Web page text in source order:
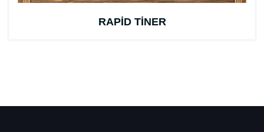
RAPİD TİNER